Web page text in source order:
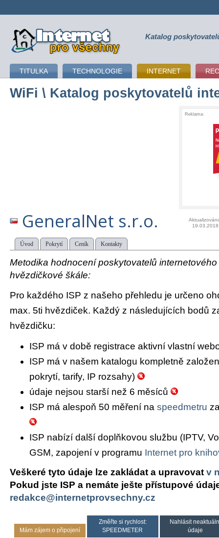
připojení k internetu Katalog
TITULKA TECHNOLOGIE INTERNET
WiFi \ Katalog poskytovatelů
Reklama:
GeneralNet s.r.o.
19.03.2018
Úvod Pokrytí Ceník Kontakty
Metodika hodnocení poskytovatelů
hvězdičkové škále:
Pro každého ISP z našeho přehledu je určeno
max. 5ti hvězdiček. Každý z následujících bodů
hvězdičku:
ISP má v době registrace aktivní vlastní
ISP má v našem katalogu kompletně
pokrytí, tarify, IP rozsahy)
údaje nejsou starší než 6 měsíců
ISP má alespoň 50 měření na speedmetru
ISP nabízí další doplňkovou službu (IPTV,
GSM, zapojení v programu Internet pro
Veškeré tyto údaje lze zakládat a upravovat v
Pokud jste ISP a nemáte ješte přístupové
redakce@internetprovsechny.cz
Mám zájem o připojení
Změřte si rychlost:
SPEEDMETER
Nahlásit
údaje